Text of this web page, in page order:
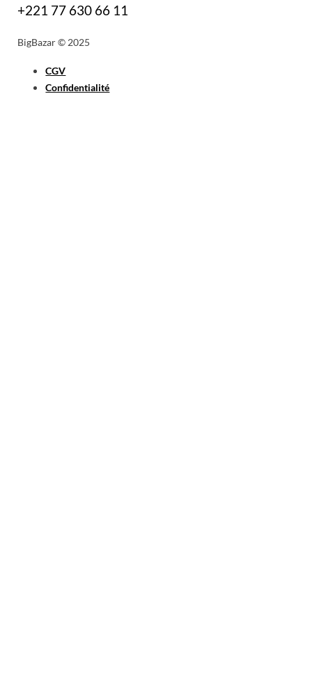
+221 77 630 66 11
BigBazar © 2025
CGV
Confidentialité